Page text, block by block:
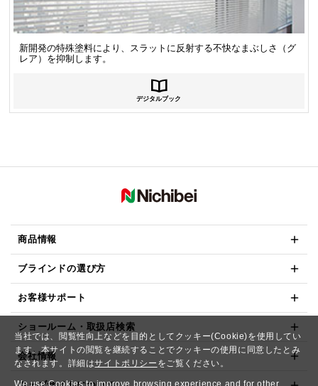
当社では、閲覧性向上などを目的としてクッキー(Cookie)を使用してい
ます。本サイトの閲覧を継続することでクッキーの使用に同意したとみ
なされます。詳細はサイトポリシー をご覧ください。
We use Cookies to improve browsing experience and for other
新開発の特殊塗料により、スラットに反射する不快なまぶしさ（グ
レア）を抑制します。
デジタルブック
商品情報
ブラインドの選び方
お客様サポート
ショールーム・取扱店検索
会社情報